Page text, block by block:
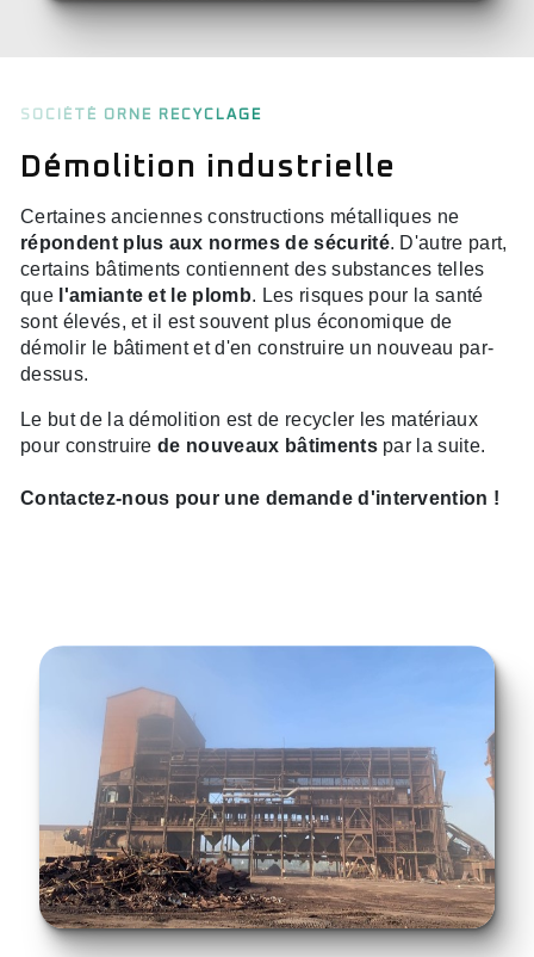
SOCIÉTÉ ORNE RECYCLAGE
Démolition industrielle
Certaines anciennes constructions métalliques ne
répondent plus aux normes de sécurité. D'autre part,
certains bâtiments contiennent des substances telles
quel'amiante et le plomb. Les risques pour la santé
sont élevés, et il est souvent plus économique de
démolir le bâtiment et d'en construire un nouveau par-
dessus.
Le but de la démolition est de recycler les matériaux
pour construirede nouveaux bâtimentspar la suite.
Contactez-nous pour une demande d'intervention !